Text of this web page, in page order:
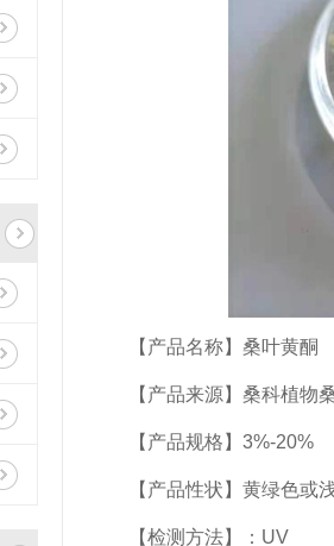
【产品名称】桑叶黄酮
【产品来源】桑科植物
【产品规格】3%-20%
【产品性状】黄绿色或
【检测方法】：UV